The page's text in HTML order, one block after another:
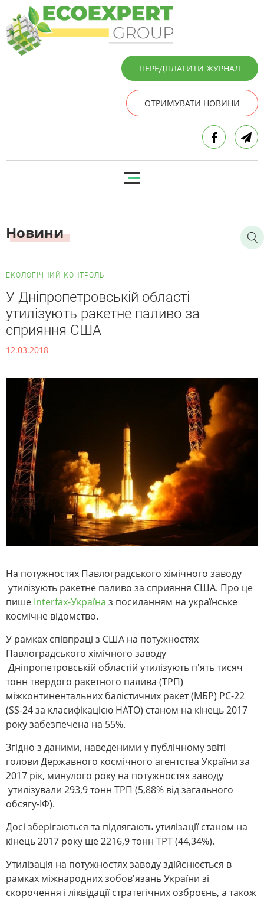
ПЕРЕДПЛАТИТИ ЖУРНАЛ
ОТРИМУВАТИ НОВИНИ
Новини
ЕКОЛОГІЧНИЙ КОНТРОЛЬ
У Дніпропетровській області
утилізують ракетне паливо за
сприяння США
12.03.2018
На потужностях Павлоградського хімічного заводу
утилізують ракетне паливо за сприяння США. Про це
пише Interfax-Україна з посиланням на українське
космічне відомство.
У рамках співпраці з США на потужностях
Павлоградського хімічного заводу
Дніпропетровській областій утилізують п'ять тисяч
тонн твердого ракетного палива (ТРП)
міжконтинентальних балістичних ракет (МБР) РС-22
(SS-24 за класифікацією НАТО) станом на кінець 2017
року забезпечена на 55%.
Згідно з даними, наведеними у публічному звіті
голови Державного космічного агентства України за
2017 рік, минулого року на потужностях заводу
утилізували 293,9 тонн ТРП (5,88% від загального
обсягу-ІФ).
Досі зберігаються та підлягають утилізації станом на
кінець 2017 року ще 2216,9 тонн ТРТ (44,34%).
Утилізація на потужностях заводу здійснюється в
рамках міжнародних зобов'язань України зі
скорочення і ліквідації стратегічних озброєнь, а також